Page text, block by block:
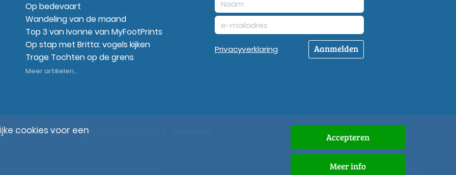
Op bedevaart
Wandeling van de maand
Top 3 van Ivonne van MyFootPrints
Op stap met Britta: vogels kijken
Trage Tochten op de grens
Meer artikelen...
Privacyverklaring Aanmelden
© Wandelzoekpagina.nl
cookies voor een
Accepteren
Meer info